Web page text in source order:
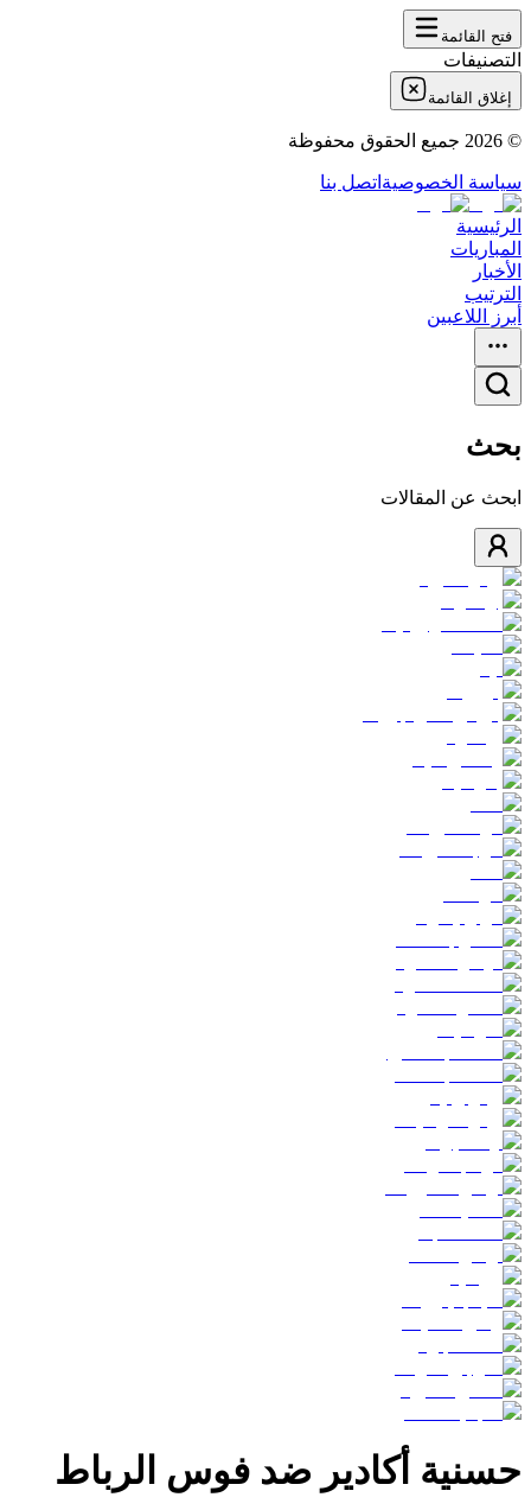
فتح القائمة
التصنيفات
إغلاق القائمة
©
2026 جميع الحقوق محفوظة
سياسة الخصوصية اتصل بنا
الرئيسية
المباريات
الأخبار
الترتيب
أبرز اللاعبين
بحث
ابحث عن المقالات
حسنية أكادير ضد فوس الرباط